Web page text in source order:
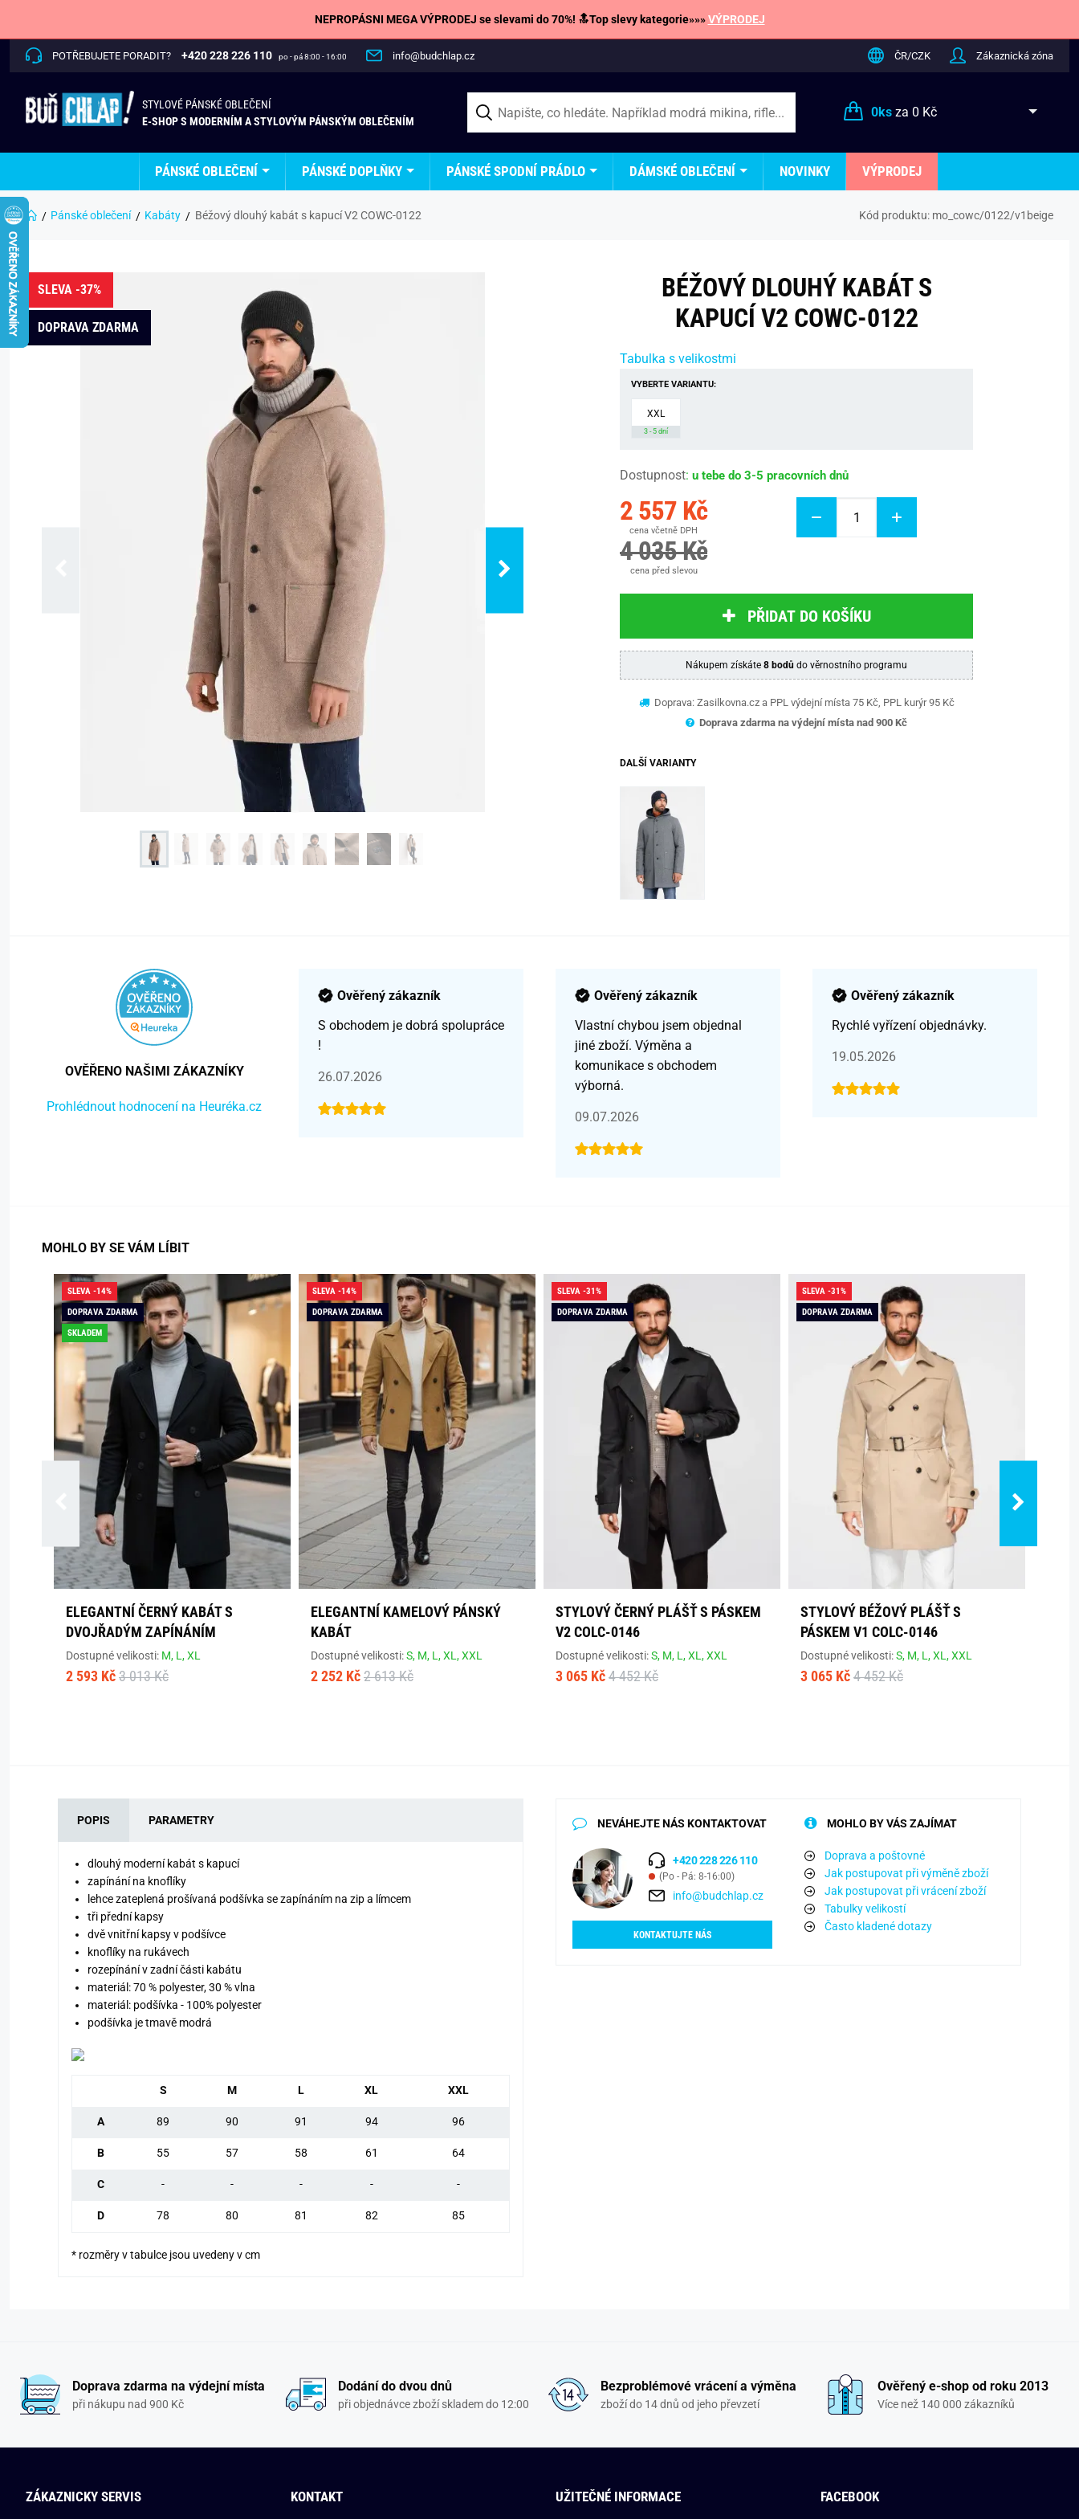
NEPROPÁSNI MEGA VÝPRODEJ se slevami do 70%! 🔝Top slevy kategorie»»»VÝPRODEJ
POTŘEBUJETE PORADIT? +420 228 226 110 po - pá 8:00 - 16:00 info@budchlap.cz ČR/CZK Zákaznická zóna
STYLOVÉ PÁNSKÉ OBLEČENÍ
E-SHOP S MODERNÍM A STYLOVÝM PÁNSKÝM OBLEČENÍM
0ksza 0 Kč
PÁNSKÉ OBLEČENÍ PÁNSKÉ DOPLŇKY PÁNSKÉ SPODNÍ PRÁDLO DÁMSKÉ OBLEČENÍ NOVINKY VÝPRODEJ
Pánské oblečení Kabáty Béžový dlouhý kabát s kapucí V2 COWC-0122 Kód produktu: mo_cowc/0122/v1beige
SLEVA -37%
DOPRAVA ZDARMA
BÉŽOVÝ DLOUHÝ KABÁT S
KAPUCÍ V2 COWC-0122
Tabulka s velikostmi
VYBERTE VARIANTU:
XXL
3 - 5 dní
Dostupnost: u tebe do 3-5 pracovních dnů
2 557 Kč
cena včetně DPH
4 035 Kč
cena před slevou
PŘIDAT DO KOŠÍKU
Nákupem získáte 8 bodů do věrnostního programu
Doprava: Zasilkovna.cz a PPL výdejní místa 75 Kč, PPL kurýr 95 Kč
Doprava zdarma na výdejní místa nad 900 Kč
DALŠÍ VARIANTY
OVĚŘENO NAŠIMI ZÁKAZNÍKY
Prohlédnout hodnocení na Heuréka.cz
Ověřený zákazník
S obchodem je dobrá spolupráce
!
26.07.2026
Ověřený zákazník
Vlastní chybou jsem objednal
jiné zboží. Výměna a
komunikace s obchodem
výborná.
09.07.2026
Ověřený zákazník
Rychlé vyřízení objednávky.
19.05.2026
MOHLO BY SE VÁM LÍBIT
SLEVA -14%
DOPRAVA ZDARMA
SKLADEM
ELEGANTNÍ ČERNÝ KABÁT S
DVOJŘADÝM ZAPÍNÁNÍM
Dostupné velikosti: M, L,XL
2 593 Kč 3 013 Kč
SLEVA -14%
DOPRAVA ZDARMA
ELEGANTNÍ KAMELOVÝ PÁNSKÝ
KABÁT
Dostupné velikosti:S, M, L,XL,XXL
2 252 Kč 2 613 Kč
SLEVA -31%
DOPRAVA ZDARMA
STYLOVÝ ČERNÝ PLÁŠŤ S PÁSKEM
V2 COLC-0146
Dostupné velikosti:S, M, L,XL,XXL
3 065 Kč 4 452 Kč
SLEVA -31%
DOPRAVA ZDARMA
STYLOVÝ BÉŽOVÝ PLÁŠŤ S
PÁSKEM V1 COLC-0146
Dostupné velikosti:S, M, L,XL,XXL
3 065 Kč 4 452 Kč
POPIS PARAMETRY
dlouhý moderní kabát s kapucí
zapínání na knoflíky
lehce zateplená prošívaná podšívka se zapínáním na zip a límcem
tři přední kapsy
dvě vnitřní kapsy v podšívce
knoflíky na rukávech
rozepínání v zadní části kabátu
materiál: 70 % polyester, 30 % vlna
materiál: podšívka - 100% polyester
podšívka je tmavě modrá
S M L XL XXL
A 89 90 91 94 96
B 55 57 58 61 64
C - - - - -
D 78 80 81 82 85
* rozměry v tabulce jsou uvedeny v cm
NEVÁHEJTE NÁS KONTAKTOVAT
+420 228 226 110
(Po - Pá: 8-16:00)
info@budchlap.cz
KONTAKTUJTE NÁS
MOHLO BY VÁS ZAJÍMAT
Doprava a poštovné
Jak postupovat při výměně zboží
Jak postupovat při vrácení zboží
Tabulky velikostí
Často kladené dotazy
Doprava zdarma na výdejní místa
při nákupu nad 900 Kč
Dodání do dvou dnů
při objednávce zboží skladem do 12:00
Bezproblémové vrácení a výměna
zboží do 14 dnů od jeho převzetí
Ověřený e-shop od roku 2013
Více než 140 000 zákazníků
ZÁKAZNICKY SERVIS KONTAKT UŽITEČNÉ INFORMACE FACEBOOK